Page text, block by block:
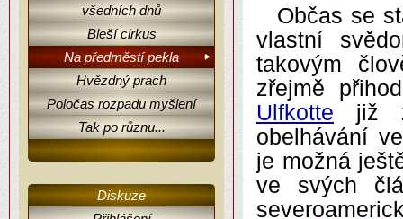
všedních dnů
Bleší cirkus
Na předměstí pekla
Hvězdný prach
Poločas rozpadu myšlení
Tak po různu...
Diskuze
Občas se
vlastní
takovým
zřejmě
Ulfkotte již
obelhávání
je možná
ve svých